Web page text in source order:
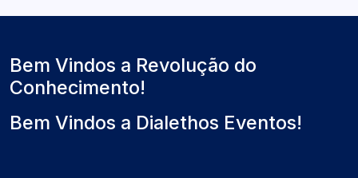
Bem Vindos a Revolução do
Conhecimento!
Bem Vindos a Dialethos Eventos!